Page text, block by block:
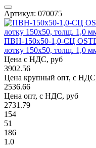
Артикул: 070075
ПВН-150х50-1,0-СЦ
лотку 150х50, толщ. 1,0
Цена с НДС, руб
3902.56
Цена крупный опт, с
2536.66
Цена опт, с НДС, руб
2731.79
154
51
186
1.0